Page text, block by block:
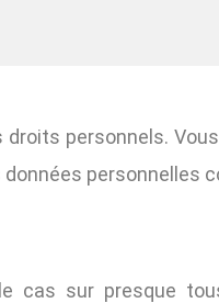
personnels.
personnelles
cas sur presque